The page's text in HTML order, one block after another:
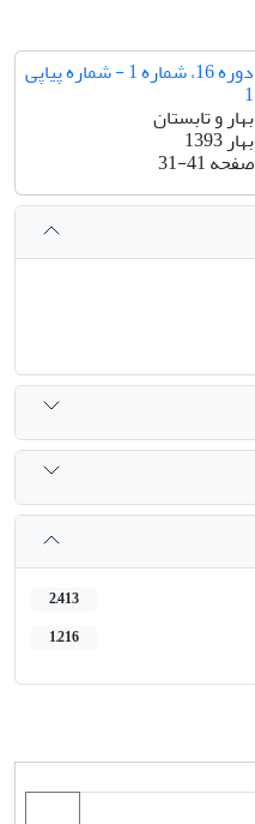
دوره 16، شماره 1 - شماره پیاپی
1
بهار و تابستان
بهار 1393
صفحه31-41
2,413
1,216